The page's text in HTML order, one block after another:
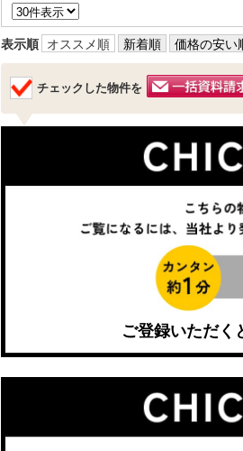
表示順 オススメ順 新着順 価格の安い
チェックした物件を
ご登録いただく